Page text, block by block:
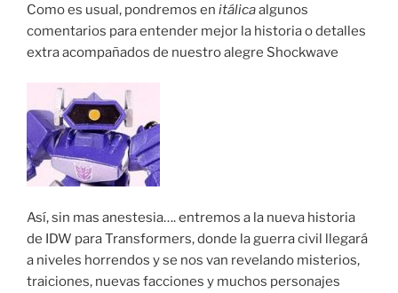
Como es usual, pondremos en itálicaalgunos
comentarios para entender mejor la historia o detalles
extra acompañados de nuestro alegre Shockwave
Así, sin mas anestesia…. entremos a la nueva historia
de IDW para Transformers, donde la guerra civil llegará
a niveles horrendos y se nos van revelando misterios,
traiciones, nuevas facciones y muchos personajes